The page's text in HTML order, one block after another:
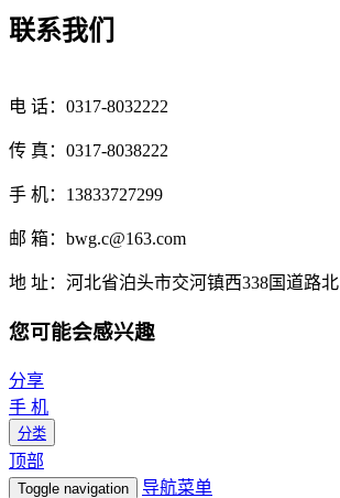
联系我们
电 话：0317-8032222
传 真：0317-8038222
手 机：13833727299
邮 箱：bwg.c@163.com
地 址：河北省泊头市交河镇西338国道路北
您可能会感兴趣
分享
手 机
分类
顶部
Toggle navigation 导航菜单